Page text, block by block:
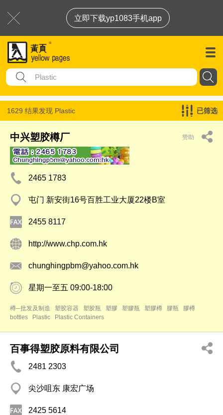
立即下载yp1083手机app
1629 结果发现 Plastic 已筛选
中兴塑胶樽厂 赞助
2465 1783
屯门 新安街16号百胜工业大厦22楼B室
2455 8117
http://www.chp.com.hk
chunghingpbm@yahoo.com.hk
星期一至五 09:00-18:00
樽─批发及制造 塑胶容器 塑胶瓶 塑膠 塑膠瓶 塑膠樽 膠瓶
膠樽
bottles
Plastic Plastic Containers
百事得塑胶原料有限公司
2481 2303
尖沙咀东 康宏广场
2425 5614